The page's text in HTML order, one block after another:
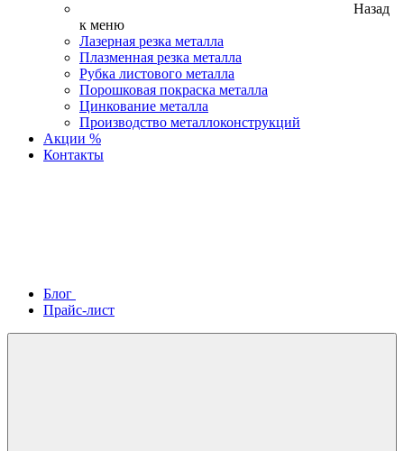
Назад
к меню
Лазерная резка металла
Плазменная резка металла
Рубка листового металла
Порошковая покраска металла
Цинкование металла
Производство металлоконструкций
Акции %
Контакты
Блог
Прайс-лист